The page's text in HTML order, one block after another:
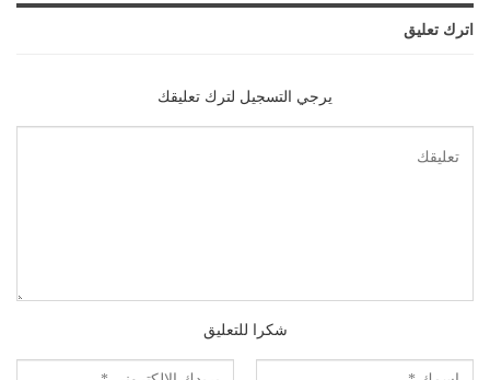
اترك تعليق
يرجي التسجيل لترك تعليقك
شكرا للتعليق